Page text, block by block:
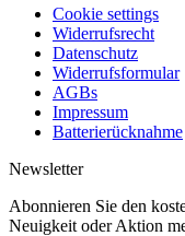
Cookie settings
Widerrufsrecht
Datenschutz
Widerrufsformular
AGBs
Impressum
Batterierücknahme
Newsletter
Abonnieren Sie den
Neuigkeit oder Aktion